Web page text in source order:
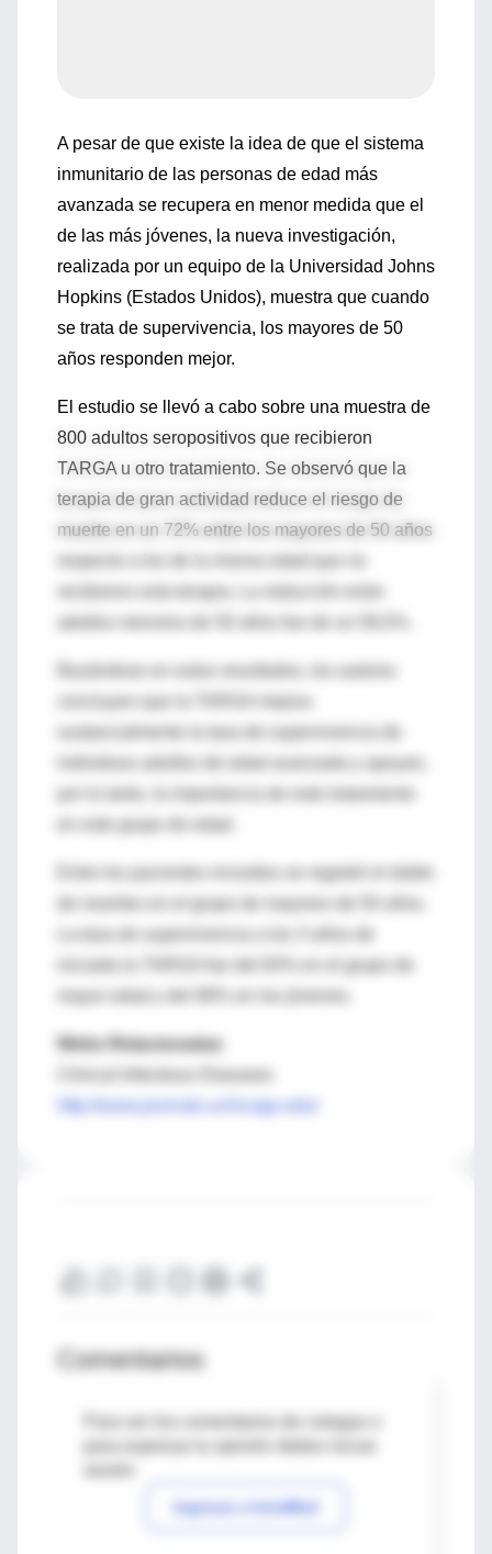
A pesar de que existe la idea de que el sistema
inmunitario de las personas de edad más
avanzada se recupera en menor medida que el
de las más jóvenes, la nueva investigación,
realizada por un equipo de la Universidad Johns
Hopkins (Estados Unidos), muestra que cuando
se trata de supervivencia, los mayores de 50
años responden mejor.
El estudio se llevó a cabo sobre una muestra de
800 adultos seropositivos que recibieron
TARGA u otro tratamiento. Se observó que la
terapia de gran actividad reduce el riesgo de
muerte en un 72% entre los mayores de 50 años
respecto a los de la misma edad que no
recibieron esta terapia. La reducción entre
sustancialmente la tasa de supervivencia de
individuos adultos de edad avanzada y apoyan,
por lo tanto, la importancia de este tratamiento
en este grupo de edad.
Entre los pacientes incluidos se registró el doble
de muertes en el grupo de mayores de 50 años.
La tasa de supervivencia a los 3 años de
iniciada la TARGA fue del 83% en el grupo de
mayor edad y del 89% en los jóvenes.
Webs Relacionadas
http://www.journals.uchicago.edu/
Comentarios
Para ver los comentarios de colegas o
Ingresar a IntraMed